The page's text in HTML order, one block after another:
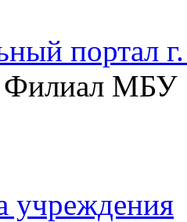
портал
Филиал МБУ
учреждения